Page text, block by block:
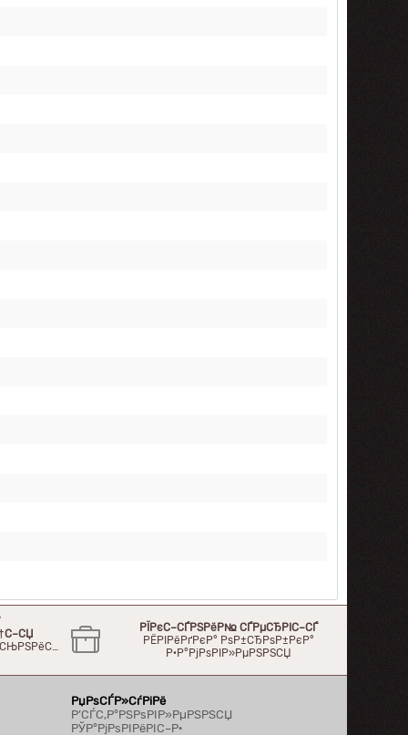
РЇРєС–СЃРЅРёР№ СЃРµСЂРІС–СЃ
РЁРІРёРґРєР° РѕР±СЂРѕР±РєР°
Р·Р°РјРѕРІР»РµРЅРЅСЏ
РџРѕСЃР»СѓРіРё
Р’СЃС‚Р°РЅРѕРІР»РµРЅРЅСЏ
РЎР°РјРѕРІРёРІС–Р·